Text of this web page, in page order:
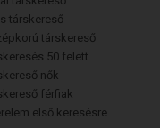
társkereső
társkereső
50 felett
nők
férfiak
első keresésre